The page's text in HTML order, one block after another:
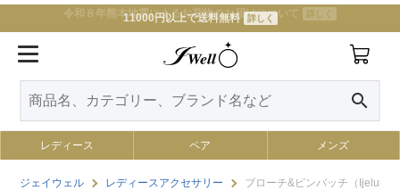
令和８年熊本地震によるお荷物のお届けについて 詳しく
11000円以上で送料無料 詳しく
search
レディース ペア メンズ
ジェイウェル レディースアクセサリー ブローチ&ピンバッチ（Ijeluna